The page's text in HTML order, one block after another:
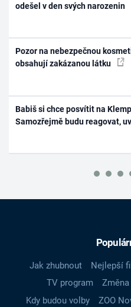
odešel v den svých narozenin
Pozor na nebezpečnou
obsahují zakázanou látku
Babiš si chce posvítit na
Samozřejmě budu reagovat,
Jak zhubnout Nejlepší
TV program
Kdy budou volby
ZOO